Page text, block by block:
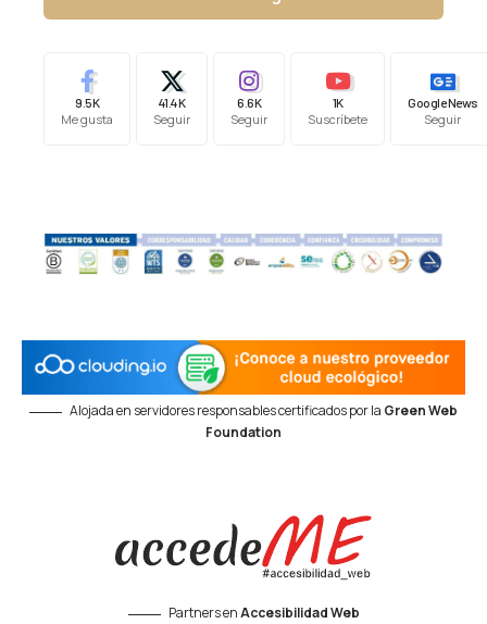
9.5K
Me gusta
41.4K
Seguir
6.6K
Seguir
1K
Suscríbete
Google News
Seguir
Alojada en servidores responsables certificados por la Green Web
Foundation
Partners enAccesibilidad Web